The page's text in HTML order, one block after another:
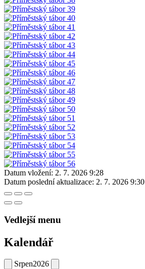
Datum vložení: 2. 7. 2026 9:28
Datum poslední aktualizace: 2. 7. 2026 9:30
Vedlejší menu
Kalendář
Srpen2026